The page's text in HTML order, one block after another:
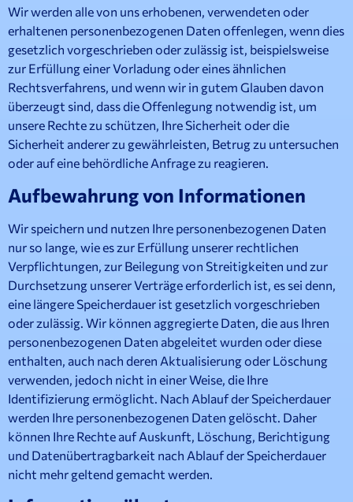
Wir werden alle von uns erhobenen, verwendeten oder
erhaltenen personenbezogenen Daten offenlegen, wenn dies
gesetzlich vorgeschrieben oder zulässig ist, beispielsweise
zur Erfüllung einer Vorladung oder eines ähnlichen
Rechtsverfahrens, und wenn wir in gutem Glauben davon
überzeugt sind, dass die Offenlegung notwendig ist, um
unsere Rechte zu schützen, Ihre Sicherheit oder die
Sicherheit anderer zu gewährleisten, Betrug zu untersuchen
oder auf eine behördliche Anfrage zu reagieren.
Aufbewahrung von Informationen
Wir speichern und nutzen Ihre personenbezogenen Daten
nur so lange, wie es zur Erfüllung unserer rechtlichen
Verpflichtungen, zur Beilegung von Streitigkeiten und zur
Durchsetzung unserer Verträge erforderlich ist, es sei denn,
eine längere Speicherdauer ist gesetzlich vorgeschrieben
oder zulässig. Wir können aggregierte Daten, die aus Ihren
personenbezogenen Daten abgeleitet wurden oder diese
enthalten, auch nach deren Aktualisierung oder Löschung
verwenden, jedoch nicht in einer Weise, die Ihre
Identifizierung ermöglicht. Nach Ablauf der Speicherdauer
werden Ihre personenbezogenen Daten gelöscht. Daher
können Ihre Rechte auf Auskunft, Löschung, Berichtigung
und Datenübertragbarkeit nach Ablauf der Speicherdauer
nicht mehr geltend gemacht werden.